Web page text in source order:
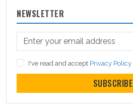
NEWSLETTER
I've read and accept Privacy Policy
SUBSCRIBE